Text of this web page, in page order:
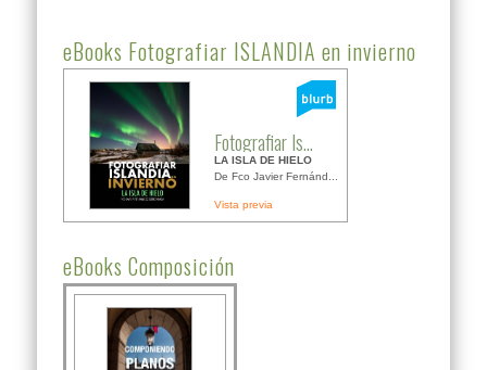
eBooks Fotografiar ISLANDIA en invierno
Fotografiar Is...
LA ISLA DE HIELO
De Fco Javier Fernánd...
Vista previa
eBooks Composición